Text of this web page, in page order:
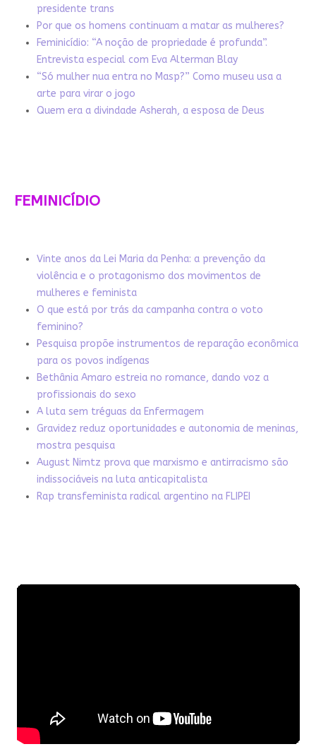
presidente trans
Por que os homens continuam a matar as mulheres?
Feminicídio: “A noção de propriedade é profunda”.
Entrevista especial com Eva Alterman Blay
“Só mulher nua entra no Masp?” Como museu usa a
arte para virar o jogo
Quem era a divindade Asherah, a esposa de Deus
FEMINICÍDIO
Vinte anos da Lei Maria da Penha: a prevenção da
violência e o protagonismo dos movimentos de
mulheres e feminista
O que está por trás da campanha contra o voto
feminino?
Pesquisa propõe instrumentos de reparação econômica
para os povos indígenas
Bethânia Amaro estreia no romance, dando voz a
profissionais do sexo
A luta sem tréguas da Enfermagem
Gravidez reduz oportunidades e autonomia de meninas,
mostra pesquisa
August Nimtz prova que marxismo e antirracismo são
indissociáveis na luta anticapitalista
Rap transfeminista radical argentino na FLIPEI